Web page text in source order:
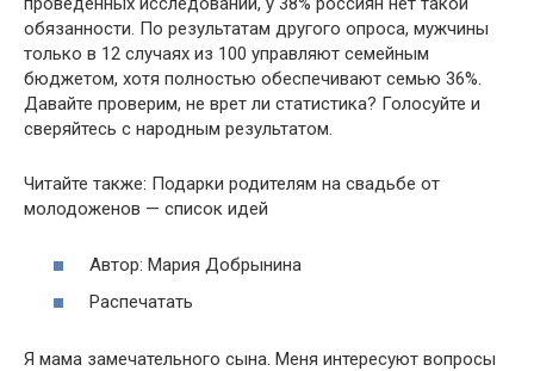
обязанности. По результатам другого опроса, мужчины
только в 12 случаях из 100 управляют семейным
бюджетом, хотя полностью обеспечивают семью 36%.
Давайте проверим, не врет ли статистика? Голосуйте и
сверяйтесь с народным результатом.
Читайте также: Подарки родителям на свадьбе от
молодоженов — список идей
Автор: Мария Добрынина
Распечатать
Я мама замечательного сына. Меня интересуют вопросы